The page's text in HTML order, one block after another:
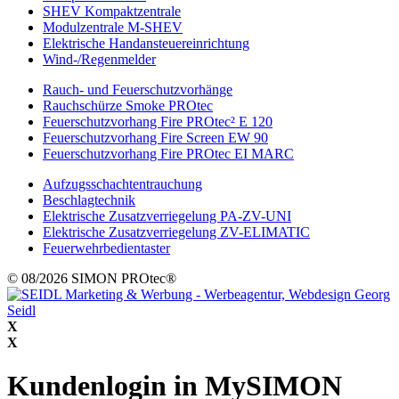
SHEV Kompaktzentrale
Modulzentrale M-SHEV
Elektrische Handansteuereinrichtung
Wind-/Regenmelder
Rauch- und Feuerschutzvorhänge
Rauchschürze Smoke PROtec
Feuerschutzvorhang Fire PROtec² E 120
Feuerschutzvorhang Fire Screen EW 90
Feuerschutzvorhang Fire PROtec EI MARC
Aufzugsschachtentrauchung
Beschlagtechnik
Elektrische Zusatzverriegelung PA-ZV-UNI
Elektrische Zusatzverriegelung ZV-ELIMATIC
Feuerwehrbedientaster
© 08/2026 SIMON PROtec®
X
X
Kundenlogin in MySIMON